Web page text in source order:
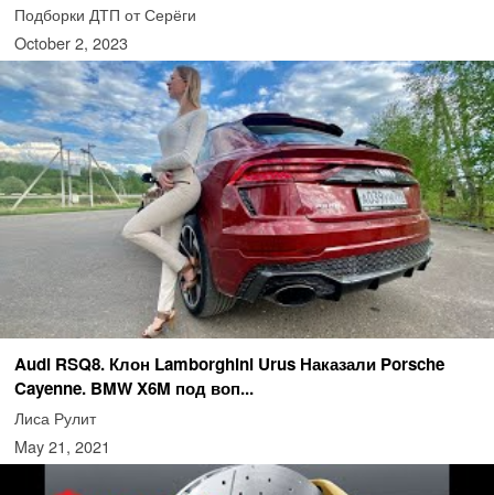
Подборки ДТП от Серёги
October 2, 2023
Audi RSQ8. Клон Lamborghini Urus Наказали Porsche
Cayenne. BMW X6M под воп...
Лиса Рулит
May 21, 2021